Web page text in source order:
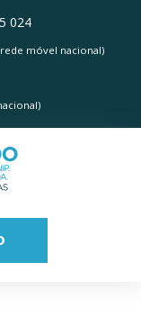
024
móvel nacional)